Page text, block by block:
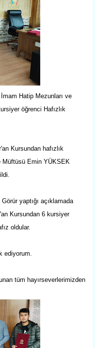
Hatip Mezunları ve
öğrenci Hafızlık
Kursundan hafızlık
Müftüsü Emin YÜKSEK
yaptığı açıklamada
Kursundan 6 kursiyer
oldular.
ediyorum.
tüm hayırseverlerimizden